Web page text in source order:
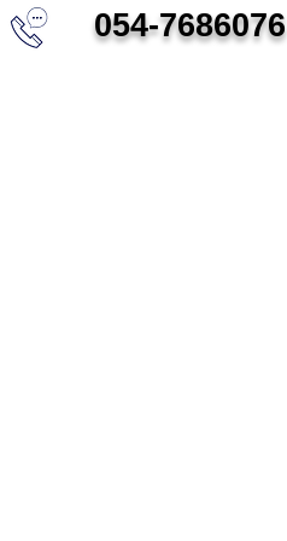
054-7686076